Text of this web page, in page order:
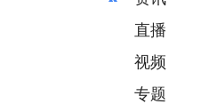
推荐
财经
项目推荐
直播
视频
专题